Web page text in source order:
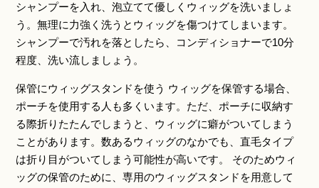
シャンプーを入れ、泡立てて優しくウィッグを洗いましょ
う。無理に力強く洗うとウィッグを傷つけてしまいます。
シャンプーで汚れを落としたら、コンディショナーで10分
程度、洗い流しましょう。
保管にウィッグスタンドを使う ウィッグを保管する場合、
ポーチを使用する人も多くいます。ただ、ポーチに収納す
る際折りたたんでしまうと、ウィッグに癖がついてしまう
ことがあります。数あるウィッグのなかでも、直毛タイプ
は折り目がついてしまう可能性が高いです。 そのためウィ
ッグの保管のために、専用のウィッグスタンドを用意して